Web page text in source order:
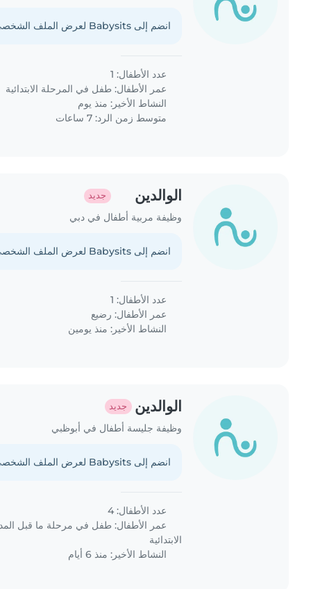
انضم إلى Babysits لعرض الملف الشخصي الكامل.
عدد الأطفال: 1
عمر الأطفال: طفل في المرحلة الابتدائية
النشاط الأخير: منذ يوم
متوسط زمن الرد: 7 ساعات
الوالدين جديد
وظيفة مربية أطفال في دبي
انضم إلى Babysits لعرض الملف الشخصي الكامل.
عدد الأطفال: 1
عمر الأطفال: رضيع
النشاط الأخير: منذ يومين
الوالدين جديد
وظيفة جليسة أطفال في أبوظبي
انضم إلى Babysits لعرض الملف الشخصي الكامل.
عدد الأطفال: 4
عمر الأطفال: طفل في مرحلة ما قبل
الابتدائية
النشاط الأخير: منذ 6 أيام